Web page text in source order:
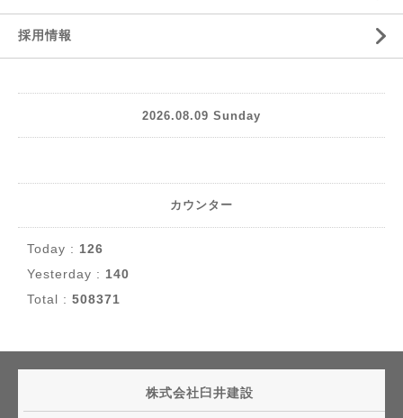
採用情報
2026.08.09 Sunday
カウンター
Today : 126
Yesterday : 140
Total : 508371
株式会社臼井建設